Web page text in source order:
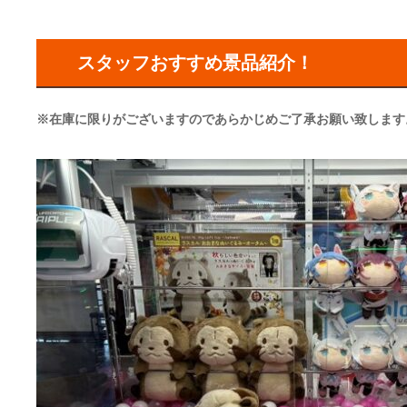
スタッフおすすめ景品紹介！
※在庫に限りがございますのであらかじめご了承お願い致しま